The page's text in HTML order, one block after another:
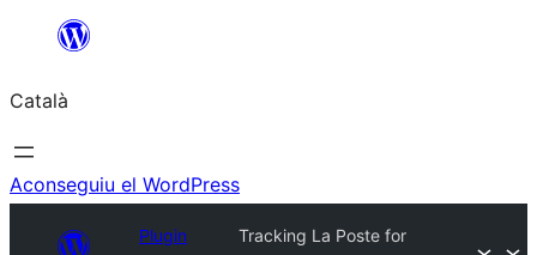
contingut
Català
Aconseguiu el WordPress
Plugin
Tracking La Poste for